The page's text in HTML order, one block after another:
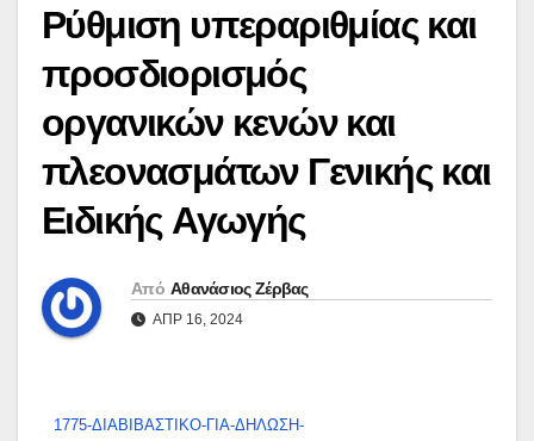
Ρύθμιση υπεραριθμίας και
προσδιορισμός
οργανικών κενών και
πλεονασμάτων Γενικής και
Ειδικής Αγωγής
Από Αθανάσιος Ζέρβας
ΑΠΡ 16, 2024
1775-ΔΙΑΒΙΒΑΣΤΙΚΟ-ΓΙΑ-ΔΗΛΩΣΗ-